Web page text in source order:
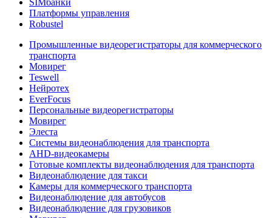
SIMбанки
Платформы управления
Robustel
Промышленные видеорегистраторы для коммерческого
транспорта
Мовирег
Teswell
Нейротех
EverFocus
Персональные видеорегистраторы
Мовирег
Элеста
Системы видеонаблюдения для транспорта
AHD-видеокамеры
Готовые комплекты видеонаблюдения для транспорта
Видеонаблюдение для такси
Камеры для коммерческого транспорта
Видеонаблюдение для автобусов
Видеонаблюдение для грузовиков